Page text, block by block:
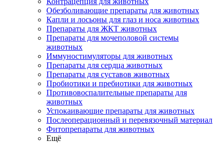
Обезболивающие препараты для животных
Капли и лосьоны для глаз и носа животных
Препараты для ЖКТ животных
Препараты для мочеполовой системы
животных
Иммуностимуляторы для животных
Препараты для сердца животных
Препараты для суставов животных
Пробиотики и пребиотики для животных
Противовоспалительные препараты для
животных
Успокаивающие препараты для животных
Послеоперационный и перевязочный материал
Фитопрепараты для животных
Ещё